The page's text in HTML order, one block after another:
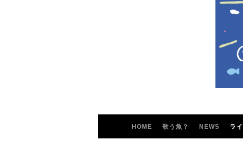
HOME 歌う魚？ NEWS ラ